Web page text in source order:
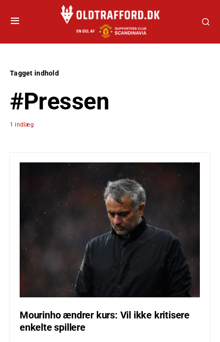
Tagget indhold
#Pressen
1 indlæg
Mourinho ændrer kurs: Vil ikke kritisere
enkelte spillere